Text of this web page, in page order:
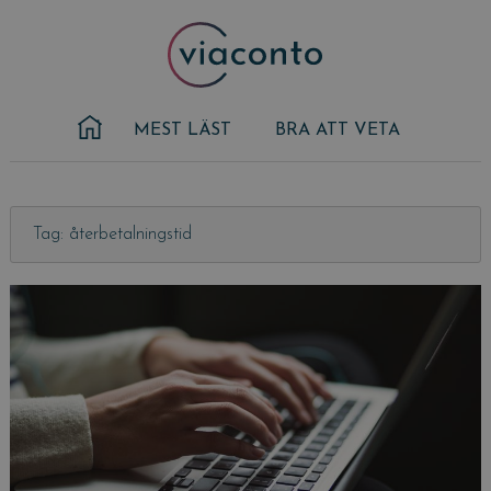
MEST LÄST BRA ATT VETA
Tag: återbetalningstid